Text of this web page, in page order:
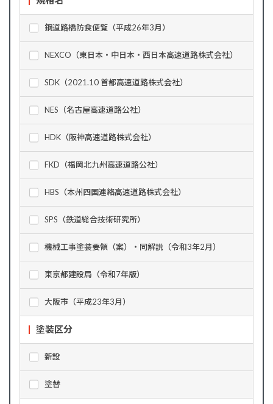
鋼道路橋防食便覧（平成26年3月）
NEXCO（東日本・中日本・西日本高速道路株式会社）
SDK（2021.10 首都高速道路株式会社）
NES（名古屋高速道路公社）
HDK（阪神高速道路株式会社）
FKD（福岡北九州高速道路公社）
HBS（本州四国連絡高速道路株式会社）
SPS（鉄道総合技術研究所）
機械工事塗装要領（案）・同解説（令和3年2月）
東京都建設局（令和7年版）
大阪市（平成23年3月）
塗装区分
新設
塗替